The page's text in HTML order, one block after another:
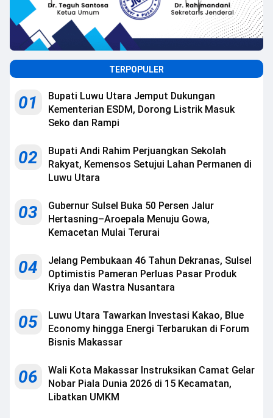
TERPOPULER
01
Bupati Luwu Utara Jemput Dukungan
Kementerian ESDM, Dorong Listrik Masuk
Seko dan Rampi
02
Bupati Andi Rahim Perjuangkan Sekolah
Rakyat, Kemensos Setujui Lahan Permanen di
Luwu Utara
03
Gubernur Sulsel Buka 50 Persen Jalur
Hertasning–Aroepala Menuju Gowa,
Kemacetan Mulai Terurai
04
Jelang Pembukaan 46 Tahun Dekranas, Sulsel
Optimistis Pameran Perluas Pasar Produk
Kriya dan Wastra Nusantara
05
Luwu Utara Tawarkan Investasi Kakao, Blue
Economy hingga Energi Terbarukan di Forum
Bisnis Makassar
06
Wali Kota Makassar Instruksikan Camat Gelar
Nobar Piala Dunia 2026 di 15 Kecamatan,
Libatkan UMKM